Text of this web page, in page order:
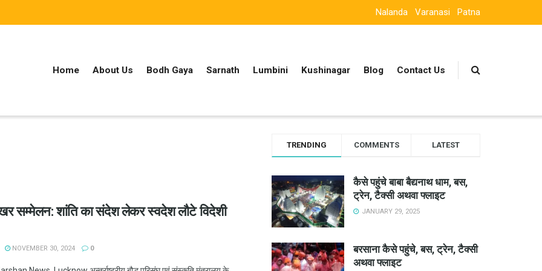
Nalanda Varanasi Patna
Home About Us Bodh Gaya Sarnath Lumbini Kushinagar Blog Contact Us
सम्मेलन: शांति का संदेश लेकर स्वदेश लौटे विदेशी
NOVEMBER 30, 2024 0
TRENDING COMMENTS LATEST
कैसे पहुंचे बाबा बैद्यनाथ धाम, बस,
ट्रेन, टैक्सी अथवा फ्लाइट
JANUARY 29, 2025
बरसाना कैसे पहुंचे, बस, ट्रेन, टैक्सी
अथवा फ्लाइट